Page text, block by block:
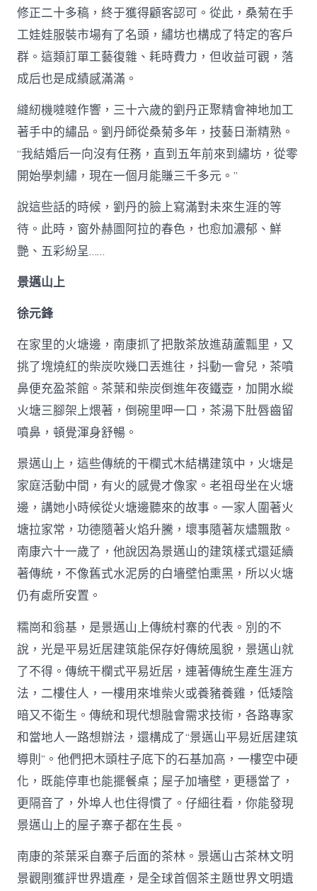
修正二十多稿，終于獲得顧客認可。從此，桑菊在手
工娃娃服裝市場有了名頭，繡坊也構成了特定的客戶
群。這類訂單工藝復雜、耗時費力，但收益可觀，落
成后也是成績感滿滿。
縫紉機噠噠作響，三十六歲的劉丹正聚精會神地加工
著手中的繡品。劉丹師從桑菊多年，技藝日漸精熟。
“我結婚后一向沒有任務，直到五年前來到繡坊，從零
開始學刺繡，現在一個月能賺三千多元。”
說這些話的時候，劉丹的臉上寫滿對未來生涯的等
待。此時，窗外赫圖阿拉的春色，也愈加濃郁、鮮
艷、五彩紛呈……
景邁山上
徐元鋒
在家里的火塘邊，南康抓了把散茶放進葫蘆瓢里，又
挑了塊燒紅的柴炭吹幾口丟進往，抖動一會兒，茶噴
鼻便充盈茶館。茶葉和柴炭倒進年夜鐵壺，加開水縱
火塘三腳架上煨著，倒碗里呷一口，茶湯下肚唇齒留
噴鼻，頓覺渾身舒暢。
景邁山上，這些傳統的干欄式木結構建筑中，火塘是
家庭活動中間，有火的感覺才像家。老祖母坐在火塘
邊，講她小時候從火塘邊聽來的故事。一家人圍著火
塘拉家常，功德隨著火焰升騰，壞事隨著灰燼飄散。
南康六十一歲了，他說因為景邁山的建筑樣式還延續
著傳統，不像舊式水泥房的白墻壁怕熏黑，所以火塘
仍有處所安置。
糯崗和翁基，是景邁山上傳統村寨的代表。別的不
說，光是平易近居建筑能保存好傳統風貌，景邁山就
了不得。傳統干欄式平易近居，連著傳統生產生涯方
法，二樓住人，一樓用來堆柴火或養豬養雞，低矮陰
暗又不衛生。傳統和現代想融會需求技術，各路專家
和當地人一路想辦法，還構成了“景邁山平易近居建筑
導則”。他們把木頭柱子底下的石基加高，一樓空中硬
化，既能停車也能擺餐桌；屋子加墻壁，更穩當了，
更隔音了，外埠人也住得慣了。仔細往看，你能發現
景邁山上的屋子寨子都在生長。
南康的茶葉采自寨子后面的茶林。景邁山古茶林文明
景觀剛獲評世界遺產，是全球首個茶主題世界文明遺